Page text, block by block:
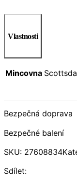
Vlastnosti
Mincovna
Bezpečná doprava
Bezpečné balení
SKU: 27608834
Sdílet: